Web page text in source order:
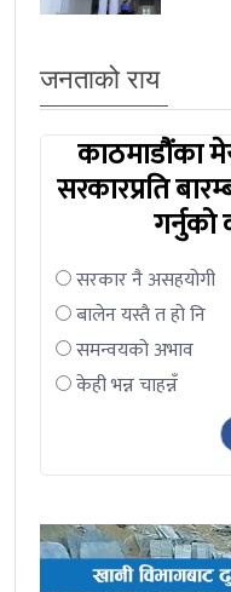
जनताको राय
काठमाडौंका
सरकारप्रति
सरकार नै असहयोगी
बालेन यस्तै त हो नि
समन्वयको अभाव
केही भन्न चाहन्नँ